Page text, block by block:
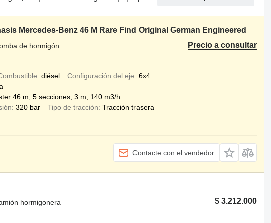
Mercedes-Benz 46 M Rare Find Original German Engineered
Precio a consultar
de hormigón
diésel Configuración del eje 6x4
46 m, 5 secciones, 3 m, 140 m3/h
320 bar Tipo de tracción Tracción trasera
Contacte con el vendedor
$ 3.212.000
hormigonera